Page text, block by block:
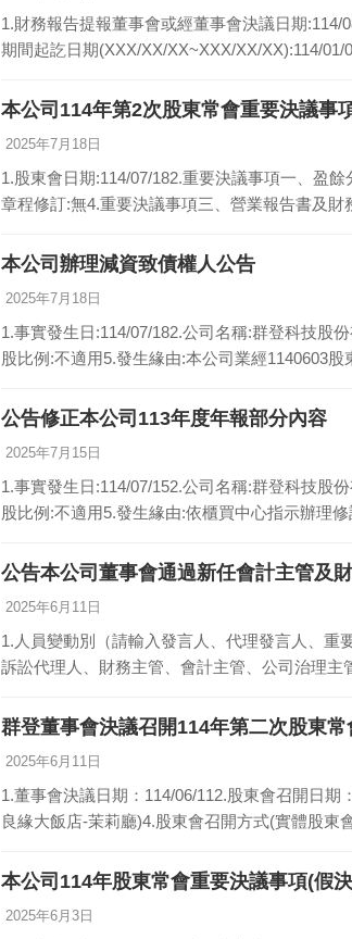
1.財務報告提報董事會或經董事會決議日期
期間起訖日期(XXX/XX/XX~XXX/XX/XX):114/
本公司114年第2次股東常會重要決議事
2025年7月18日
1.股東會日期:114/07/182.重要決議事項一、盈
章程修訂:無4.重要決議事項三、營業報告書及
本公司辦理減資致債權人公告
2025年7月18日
1.事實發生日:114/07/182.公司名稱:群登科技股
股比例:不適用5.發生緣由:本公司業經1140603
公告修正本公司113年度年報部分內容
2025年7月15日
1.事實發生日:114/07/152.公司名稱:群登科技股
股比例:不適用5.發生緣由:依櫃買中心指示辦理
公告本公司董事會通過新任會計主管及
2025年6月11日
1.人員變動別（請輸入發言人、代理發言人、重
訴訟代理人、財務主管、會計主管、公司治理
群登董事會決議召開114年第二次股東常
2025年6月11日
1.董事會決議日期：114/06/112.股東會召開日
良緣大飯店-茉莉廳)4.股東會召開方式(實體股東
本公司114年股東常會重要決議事項(假
2025年6月3日